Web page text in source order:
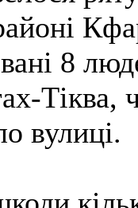
8
Тіква,
вулиці.